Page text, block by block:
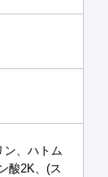
ン、ハトム
酸2K、(ス